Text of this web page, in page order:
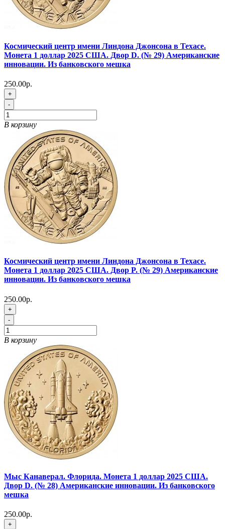
Космический центр имени Линдона Джонсона в Техасе.
Монета 1 доллар 2025 США. Двор D. (№ 29) Американские
инновации. Из банковского мешка
250.00р.
+
-
В корзину
Космический центр имени Линдона Джонсона в Техасе.
Монета 1 доллар 2025 США. Двор P. (№ 29) Американские
инновации. Из банковского мешка
250.00р.
+
-
В корзину
Мыс Канаверал. Флорида. Монета 1 доллар 2025 США.
Двор D. (№ 28) Американские инновации. Из банковского
мешка
250.00р.
+